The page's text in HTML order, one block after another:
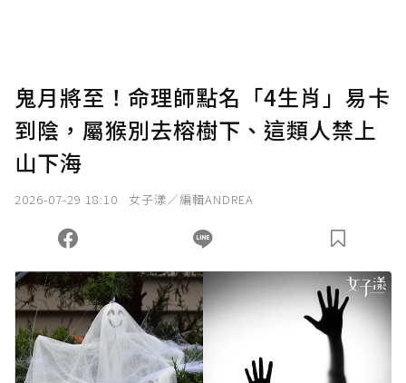
確認送出
您當前剩餘 U 利點數：0點；前往 購買點數
鬼月將至！命理師點名「4生肖」易卡
到陰，屬猴別去榕樹下、這類人禁上
山下海
2026-07-29 18:10 女子漾／編輯ANDREA